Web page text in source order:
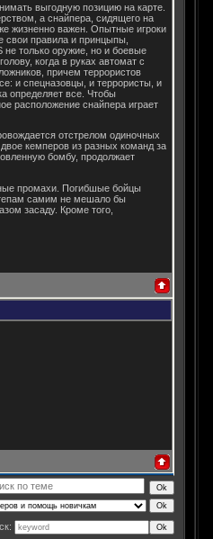
выгодную позицию на карте.
а снайпера, сидящего на
жизненно важен. Опытные игроки
свои правила и принцыпы,
не только оружие, но и боевые
когда в руках автомат с
причем террористов
и спецназовцы, и террористы, и
определяет все. Чтобы
расположение снайпера играет
отстрелом одиночных
кемперов из разных команд за
бомбу, продолжает
промахи. Погибшые бойцы
самим не мешало бы
засаду. Кроме того,